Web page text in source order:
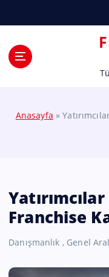
Franchise
Anasayfa »
Franchise
Danışmanlık , Genel